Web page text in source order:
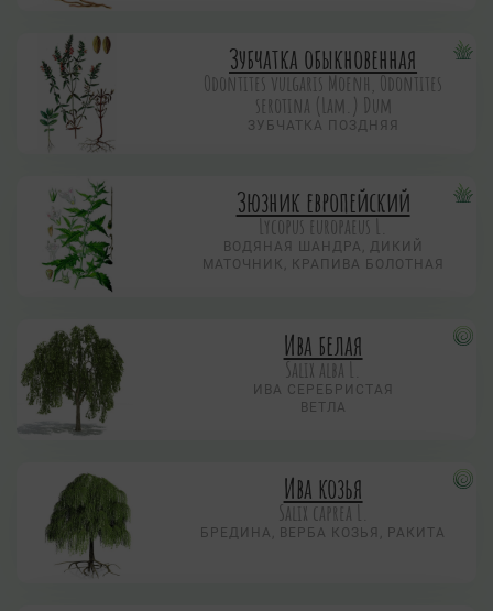
Зубчатка обыкновенная
Odontites vulgaris Moenh, Odontites
serotina (Lam.) Dum
ЗУБЧАТКА ПОЗДНЯЯ
Зюзник европейский
Lycopus europaeus L.
ВОДЯНАЯ ШАНДРА, ДИКИЙ
МАТОЧНИК, КРАПИВА БОЛОТНАЯ
Ива белая
Salix alba L.
ИВА СЕРЕБРИСТАЯ
ВЕТЛА
Ива козья
Salix caprea L.
БРЕДИНА, ВЕРБА КОЗЬЯ, РАКИТА